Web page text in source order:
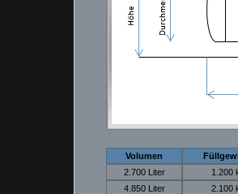
Volumen
2.700 Liter
1.200
4.850 Liter
2.100